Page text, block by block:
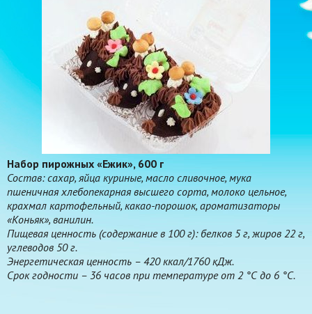
Набор пирожных «Ежик», 600 г
Состав: сахар, яйца куриные, масло сливочное, мука
пшеничная хлебопекарная высшего сорта, молоко цельное,
крахмал картофельный, какао-порошок, ароматизаторы
«Коньяк», ванилин.
Пищевая ценность (содержание в 100 г): белков 5 г, жиров 22 г,
углеводов 50 г.
Энергетическая ценность – 420 ккал/1760 кДж.
Срок годности – 36 часов при температуре от 2 °С до 6 °С.